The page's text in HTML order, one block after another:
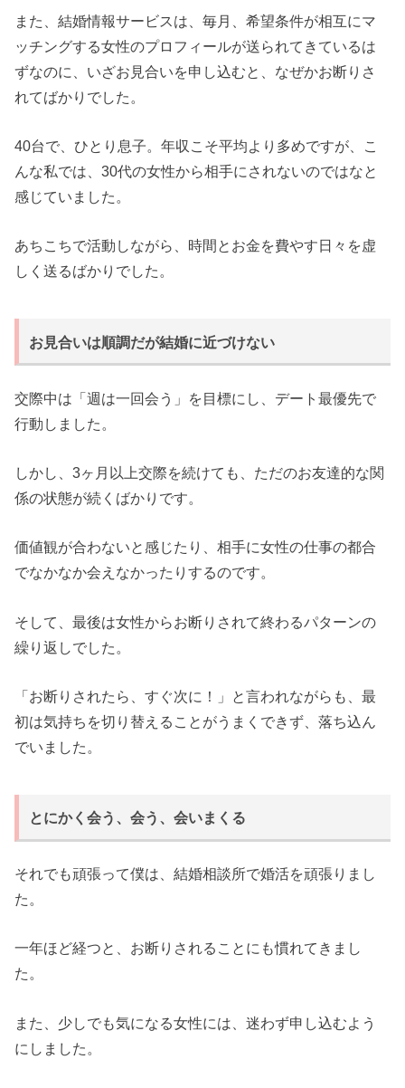
また、結婚情報サービスは、毎月、希望条件が相互にマ
ッチングする女性のプロフィールが送られてきているは
ずなのに、いざお見合いを申し込むと、なぜかお断りさ
れてばかりでした。
40台で、ひとり息子。年収こそ平均より多めですが、こ
んな私では、30代の女性から相手にされないのではなと
感じていました。
あちこちで活動しながら、時間とお金を費やす日々を虚
しく送るばかりでした。
お見合いは順調だが結婚に近づけない
交際中は「週は一回会う」を目標にし、デート最優先で
行動しました。
しかし、3ヶ月以上交際を続けても、ただのお友達的な関
係の状態が続くばかりです。
価値観が合わないと感じたり、相手に女性の仕事の都合
でなかなか会えなかったりするのです。
そして、最後は女性からお断りされて終わるパターンの
繰り返しでした。
「お断りされたら、すぐ次に！」と言われながらも、最
初は気持ちを切り替えることがうまくできず、落ち込ん
でいました。
とにかく会う、会う、会いまくる
それでも頑張って僕は、結婚相談所で婚活を頑張りまし
た。
一年ほど経つと、お断りされることにも慣れてきまし
た。
また、少しでも気になる女性には、迷わず申し込むよう
にしました。